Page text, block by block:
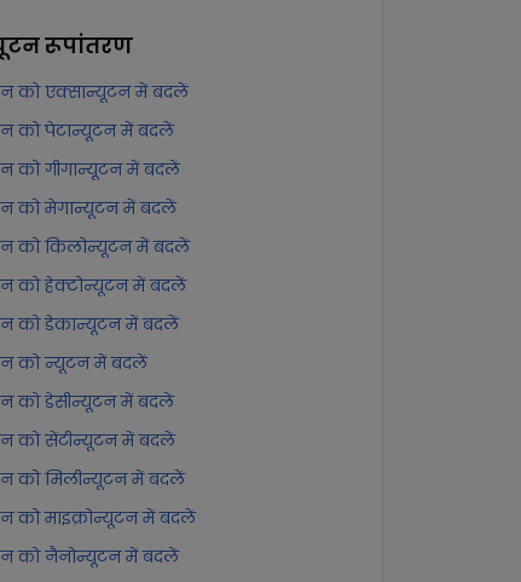
रूपांतरण
को एक्सान्यूटन में बदलें
को पेटान्यूटन में बदलें
को गीगान्यूटन में बदलें
को मेगान्यूटन में बदलें
को किलोन्यूटन में बदलें
को हेक्टोन्यूटन में बदलें
को डेकान्यूटन में बदलें
को न्यूटन में बदलें
को डेसीन्यूटन में बदलें
को सेंटीन्यूटन में बदलें
को मिलीन्यूटन में बदलें
को माइक्रोन्यूटन में बदलें
को नैनोन्यूटन में बदलें